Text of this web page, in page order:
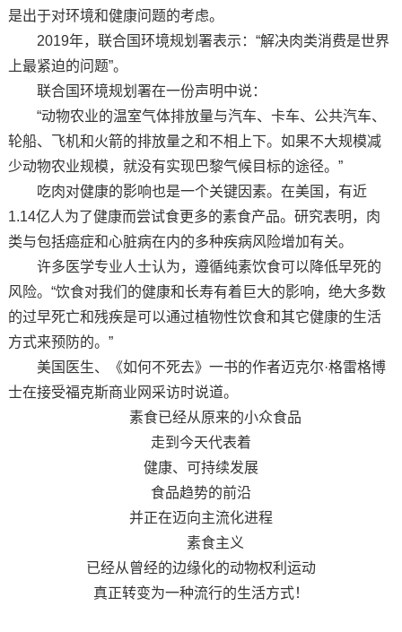
是出于对环境和健康问题的考虑。
2019年，联合国环境规划署表示：“解决肉类消费是世界
上最紧迫的问题”。
联合国环境规划署在一份声明中说：
“动物农业的温室气体排放量与汽车、卡车、公共汽车、
轮船、飞机和火箭的排放量之和不相上下。如果不大规模减
少动物农业规模，就没有实现巴黎气候目标的途径。”
吃肉对健康的影响也是一个关键因素。在美国，有近
1.14亿人为了健康而尝试食更多的素食产品。研究表明，肉
类与包括癌症和心脏病在内的多种疾病风险增加有关。
许多医学专业人士认为，遵循纯素饮食可以降低早死的
风险。“饮食对我们的健康和长寿有着巨大的影响，绝大多数
的过早死亡和残疾是可以通过植物性饮食和其它健康的生活
方式来预防的。”
美国医生、《如何不死去》一书的作者迈克尔·格雷格博
士在接受福克斯商业网采访时说道。
素食已经从原来的小众食品
走到今天代表着
健康、可持续发展
食品趋势的前沿
并正在迈向主流化进程
素食主义
已经从曾经的边缘化的动物权利运动
真正转变为一种流行的生活方式！